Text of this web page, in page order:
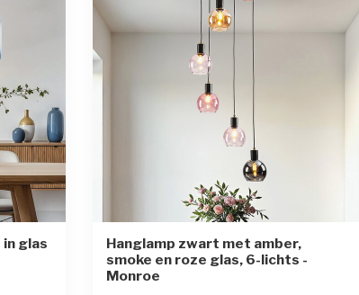
glas
Hanglamp zwart met amber,
smoke en roze glas, 6-lichts -
Monroe